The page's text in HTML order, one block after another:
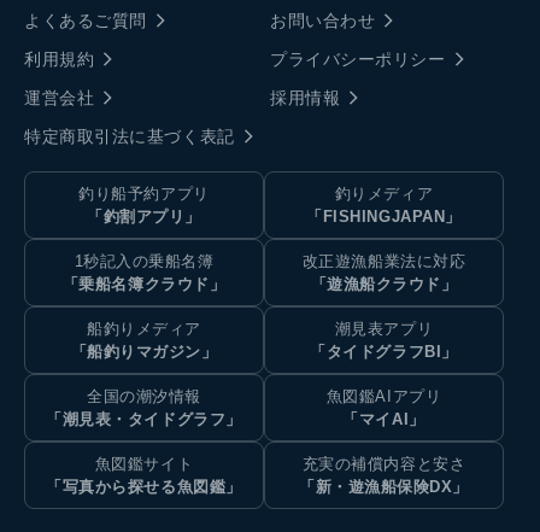
よくあるご質問
お問い合わせ
利用規約
プライバシーポリシー
運営会社
採用情報
特定商取引法に基づく表記
釣り船予約アプリ
「釣割アプリ」
釣りメディア
「FISHINGJAPAN」
1秒記入の乗船名簿
「乗船名簿クラウド」
改正遊漁船業法に対応
「遊漁船クラウド」
船釣りメディア
「船釣りマガジン」
潮見表アプリ
「タイドグラフBI」
全国の潮汐情報
「潮見表・タイドグラフ」
魚図鑑AIアプリ
「マイAI」
魚図鑑サイト
「写真から探せる魚図鑑」
充実の補償内容と安さ
「新・遊漁船保険DX」